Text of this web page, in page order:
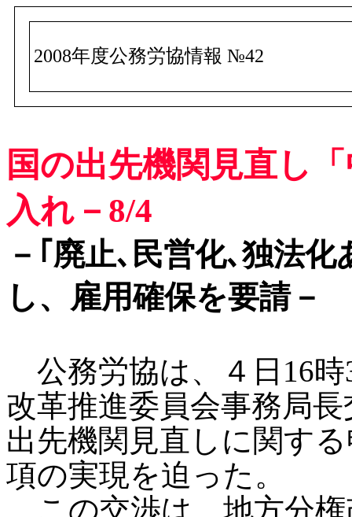
2008年度公務労協情報 №42
国の出先機関見直し
入れ－8/4
－｢廃止､民営化､独法
し、雇用確保を要請－
公務労協は、４日16時
改革推進委員会事務局
出先機関見直しに関す
項の実現を迫った。
この交渉は、地方分権